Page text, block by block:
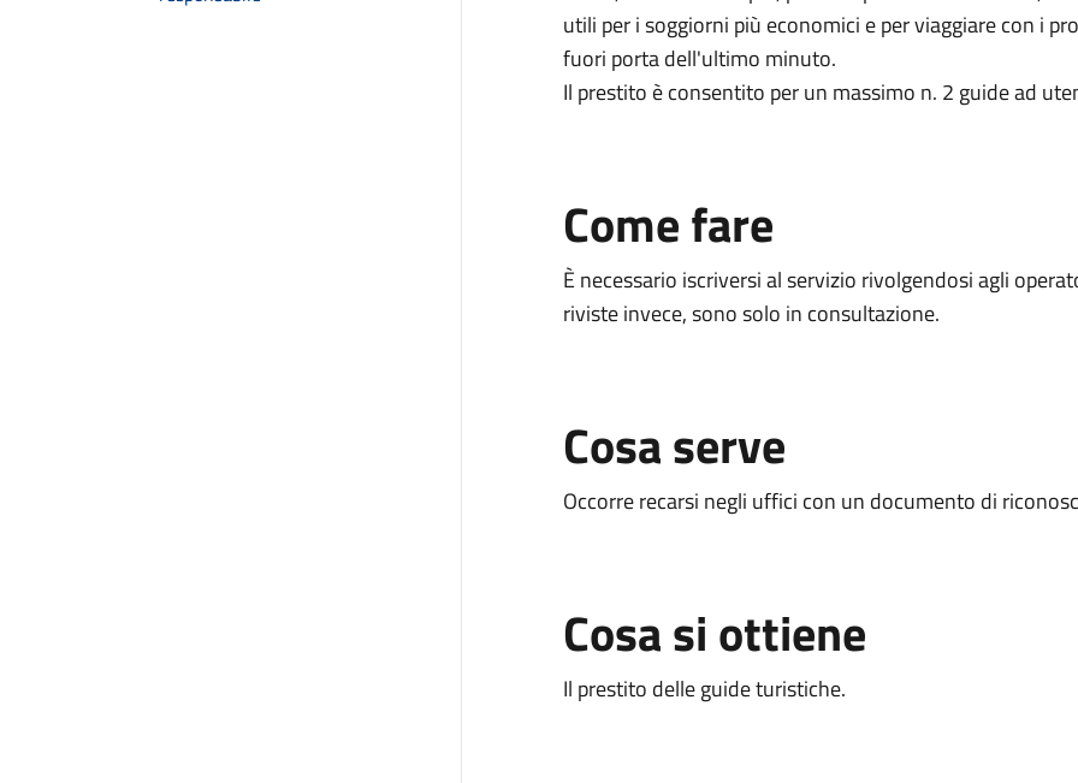
utili per i soggiorni più economici e per viaggiare con i
fuori porta dell'ultimo minuto.
Il prestito è consentito per un massimo n. 2 guide ad
Come fare
È necessario iscriversi al servizio rivolgendosi agli
riviste invece, sono solo in consultazione.
Cosa serve
Occorre recarsi negli uffici con un documento di
Cosa si ottiene
Il prestito delle guide turistiche.